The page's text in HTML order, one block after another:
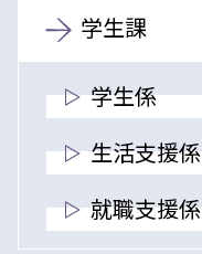
学生課
学生係
生活支援係
就職支援係